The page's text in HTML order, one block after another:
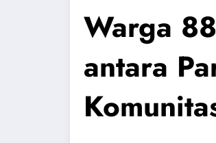
Warga
antara